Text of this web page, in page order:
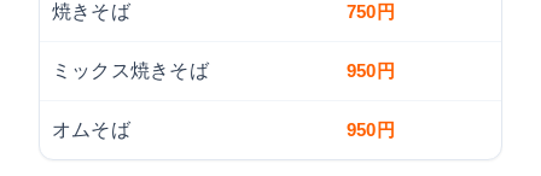
焼きそば 750円
ミックス焼きそば 950円
オムそば 950円